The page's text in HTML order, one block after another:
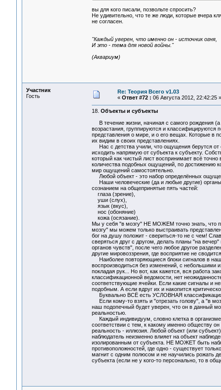
вы для кого писали, позвольте спросить?
Не удивительно, что те же люди, которые вчера
не согласен.
"Каждый уверен, что именно он - источник огня,
И это - тема для новой войны."
(Аквариум)
Участник
Гость
Re: Теория Всего v1.03
« Ответ #72 : 06 Августа 2012, 22:42:25 »
18. Объекты и субъекты
В течение жизни, начиная с самого рождения
возрастания, группируются и классифицируются
представления о мире, и о его вещах. Которые в
их видим в своих представлениях.
Нас с детства учили, что ощущения берутся
исходить напрямую от субъекта к субъекту.
который как чистый лист воспринимает всё
количества подобных ощущений, по достижению
мир ощущений самостоятельно.
Любой объект - это набор определённых
Наши человеческие (да и любые другие)
сознанием на общепринятые пять частей:
глаза (зрение),
уши (слух),
язык (вкус),
нос (обоняние)
кожа (осязание).
Мы у себя "в мозгу" НЕ МОЖЕМ точно знать, что
мозгу" мы можем только выстраивать
бог на душу положит - свериться-то не с чем!
сверяться друг с другом, делать планы "на
органов чувств", после чего любое другое
другие мировоззрения, где восприятие не
Наиболее повторяющиеся блоки сигналов в
воспроизводиться без изменений, с небольшими
покладая рук... Но вот, как кажется, вся работа
классификационной ведомости, нет
соответствующие ячейки. Если какие сигналы и
подобным. А если вдруг их и накопится
Буквально ВСЁ есть УСЛОВНАЯ
Если кому-то взять и "отрезать голову", а "в
наш подопечный будет уверен, что он в данный
реальностью.
Каждый индивидуум, словно клетка в
соответствии с тем, к какому именно обществу
реальность - иллюзия. Любой объект (или
наблюдатель неизменно влияет на объект
изолированным от субъекта. НЕ МОЖЕТ быть
противоположностей, где одно - существует
магнит с одним полюсом и не научились рожать
субъекта (если не у кого-то персонально, то в